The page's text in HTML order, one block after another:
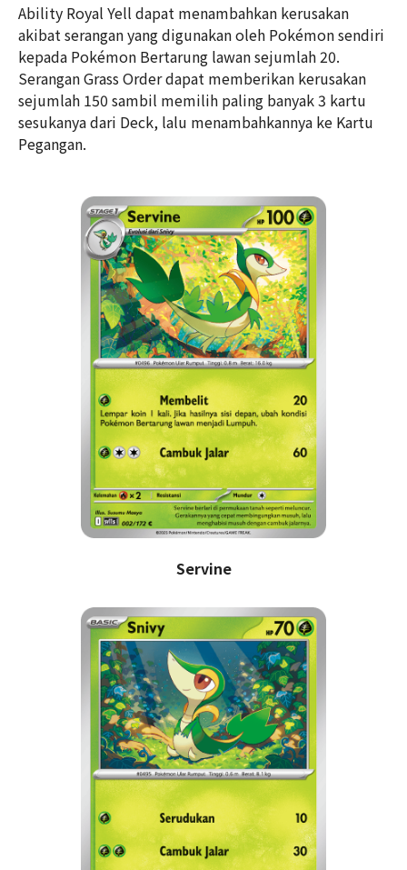
Ability Royal Yell dapat menambahkan kerusakan
akibat serangan yang digunakan oleh Pokémon sendiri
kepada Pokémon Bertarung lawan sejumlah 20.
Serangan Grass Order dapat memberikan kerusakan
sejumlah 150 sambil memilih paling banyak 3 kartu
sesukanya dari Deck, lalu menambahkannya ke Kartu
Pegangan.
Servine